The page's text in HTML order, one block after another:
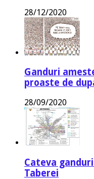
28/12/2020
Ganduri
proaste de
28/09/2020
Cateva
Taberei